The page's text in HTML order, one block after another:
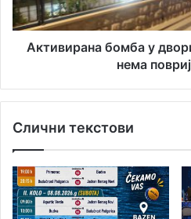
а
ж
о
П
т
у
г
а
н
а
в
о
р
Активирана бомба у
нема
Слични текстови